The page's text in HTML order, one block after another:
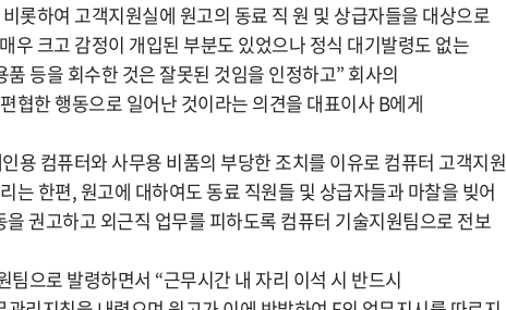
롯하여 고객지원실에 원고의 동료 직 원 및 상급자들을 대상으로
우 크고 감정이 개입된 부분도 있었으나 정식 대기발령도 없는
등을 회수한 것은 잘못된 것임을 인정하고” 회사의
협한 행동으로 일어난 것이라는 의견을 대표이사 B에게
용 컴퓨터와 사무용 비품의 부당한 조치를 이유로 컴퓨터 고객지원
는 한편, 원고에 대하여도 동료 직원들 및 상급자들과 마찰을 빚어
권고하고 외근직 업무를 피하도록 컴퓨터 기술지원팀으로 전보
으로 발령하면서 “근무시간 내 자리 이석 시 반드시